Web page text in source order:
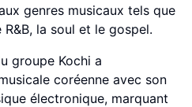
genres musicaux tels que
la soul et le gospel.
groupe Kochi a
coréenne avec son
électronique, marquant